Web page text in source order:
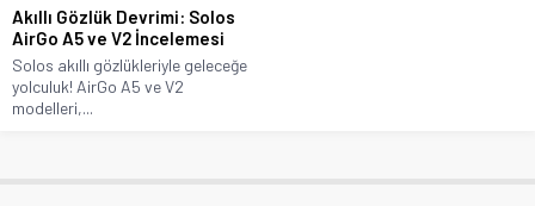
Akıllı Gözlük Devrimi: Solos
AirGo A5 ve V2 İncelemesi
Solos akıllı gözlükleriyle geleceğe
yolculuk! AirGo A5 ve V2
modelleri,...